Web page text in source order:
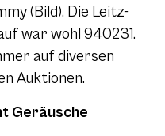
(Bild). Die Leitz-
war wohl 940231.
auf diversen
Auktionen.
Geräusche